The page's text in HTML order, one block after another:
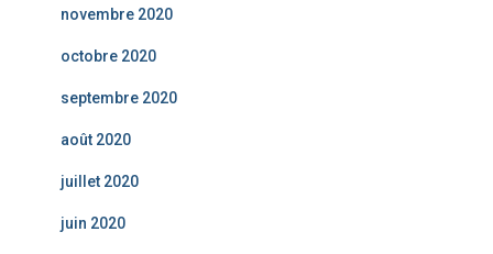
novembre 2020
octobre 2020
septembre 2020
août 2020
juillet 2020
juin 2020